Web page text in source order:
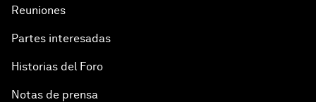
Reuniones
Partes interesadas
Historias del Foro
Notas de prensa